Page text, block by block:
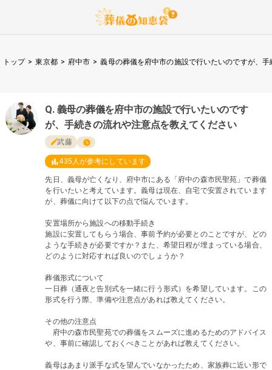
トップ > 東京都 > 府中市 > 義母の葬儀を府中市の施設で行いたいのですが、
義母の葬儀を府中市の施設で行いたいのです
が、手続きの流れや注意点を教えてください
武藤
435 人が参考にしています
先日、義母が亡くなり、府中市にある「府中の森市民聖苑」で葬儀
を行いたいと考えています。義母は現在、自宅で安置されています
が、葬儀に向けて以下の点で悩んでいます。
安置場所から施設への移動手続き
施設に安置してもらう場合、事前予約が必要とのことですが、どの
ような手続きが必要ですか？また、希望日程が埋まっている場合、
どのように対応すれば良いのでしょうか？
葬儀形式について
一日葬（通夜と告別式を一緒に行う形式）を希望しています。この
形式を行う際、準備や注意点があれば教えてください。
その他の注意点
府中の森市民聖苑での葬儀をスムーズに進めるためのアドバイス
や、事前に確認しておくべきことがあれば教えてください。
義母はあまり派手な式を望んでいなかったため、家族葬に近い形で